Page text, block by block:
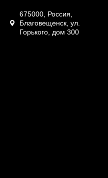
675000, Россия,
Благовещенск, ул.
Горького, дом 300